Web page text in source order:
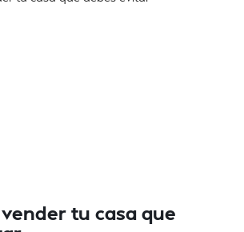
tu casa que